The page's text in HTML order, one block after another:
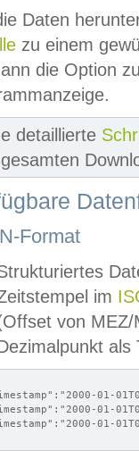
Daten
zu einem
die Option
detaillierte
Format
im
von MEZ/
als
01-
01-
01-